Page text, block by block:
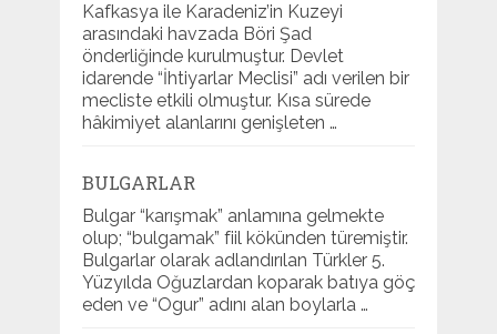
Kafkasya ile Karadeniz’in Kuzeyi
arasındaki havzada Böri Şad
önderliğinde kurulmuştur. Devlet
idarende “İhtiyarlar Meclisi” adı verilen bir
mecliste etkili olmuştur. Kısa sürede
hâkimiyet alanlarını genişleten …
BULGARLAR
Bulgar “karışmak” anlamına gelmekte
olup; “bulgamak” fiil kökünden türemiştir.
Bulgarlar olarak adlandırılan Türkler 5.
Yüzyılda Oğuzlardan koparak batıya göç
eden ve “Ogur” adını alan boylarla …